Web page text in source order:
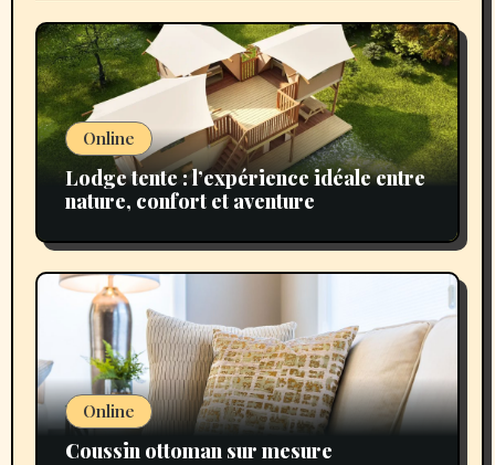
Online
Lodge tente : l’expérience idéale entre
nature, confort et aventure
Online
Coussin ottoman sur mesure